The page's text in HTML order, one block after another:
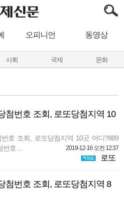
오피니언 동영상
사회 국제 문화
첨번호 조회, 로또당첨지역 10
호 조회, 로또당첨지역 10곳 어디?889
호 ...
2019-12-16 오전 12:37
로또
첨번호 조회, 로또당첨지역 8